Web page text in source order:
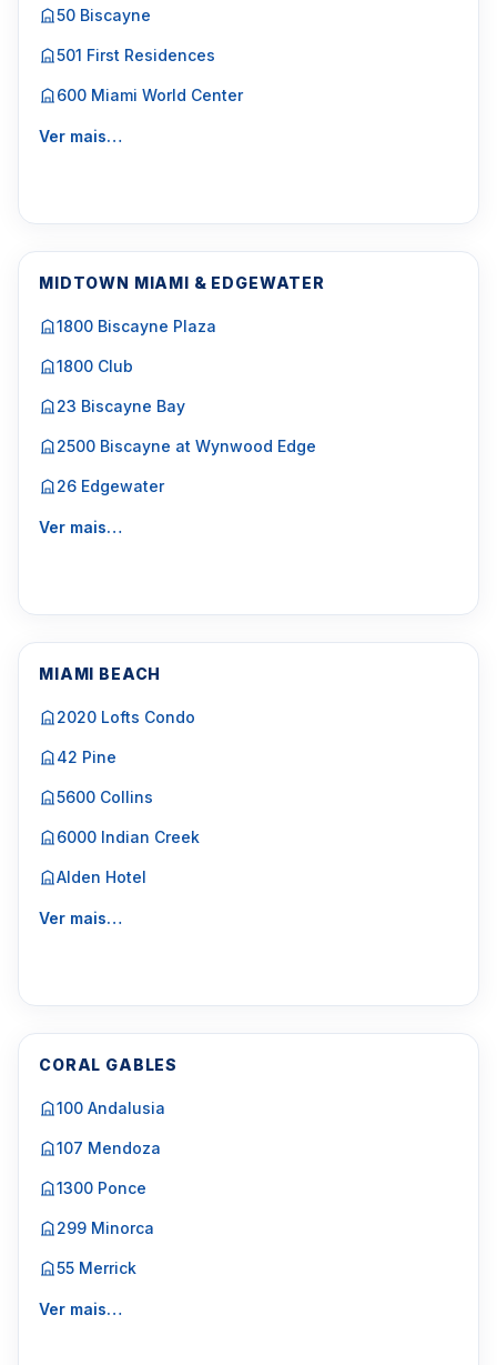
50 Biscayne
501 First Residences
600 Miami World Center
Ver mais…
MIDTOWN MIAMI & EDGEWATER
1800 Biscayne Plaza
1800 Club
23 Biscayne Bay
2500 Biscayne at Wynwood Edge
26 Edgewater
Ver mais…
MIAMI BEACH
2020 Lofts Condo
42 Pine
5600 Collins
6000 Indian Creek
Alden Hotel
Ver mais…
CORAL GABLES
100 Andalusia
107 Mendoza
1300 Ponce
299 Minorca
55 Merrick
Ver mais…